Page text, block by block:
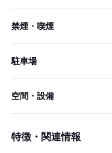
禁煙・喫煙
駐車場
空間・設備
特徴・関連情報